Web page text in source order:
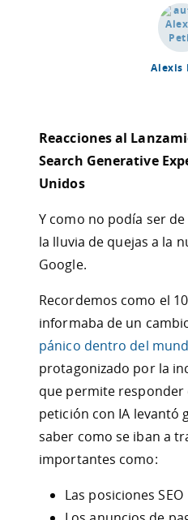
Alexis
Reacciones al
Search Generative
Unidos
Y como no podía ser
la lluvia de quejas a la
Google.
Recordemos como el
informaba de un
pánico dentro del
protagonizado por la
que permite
petición con IA levantó
saber como se iban a
importantes como:
Las posiciones SEO